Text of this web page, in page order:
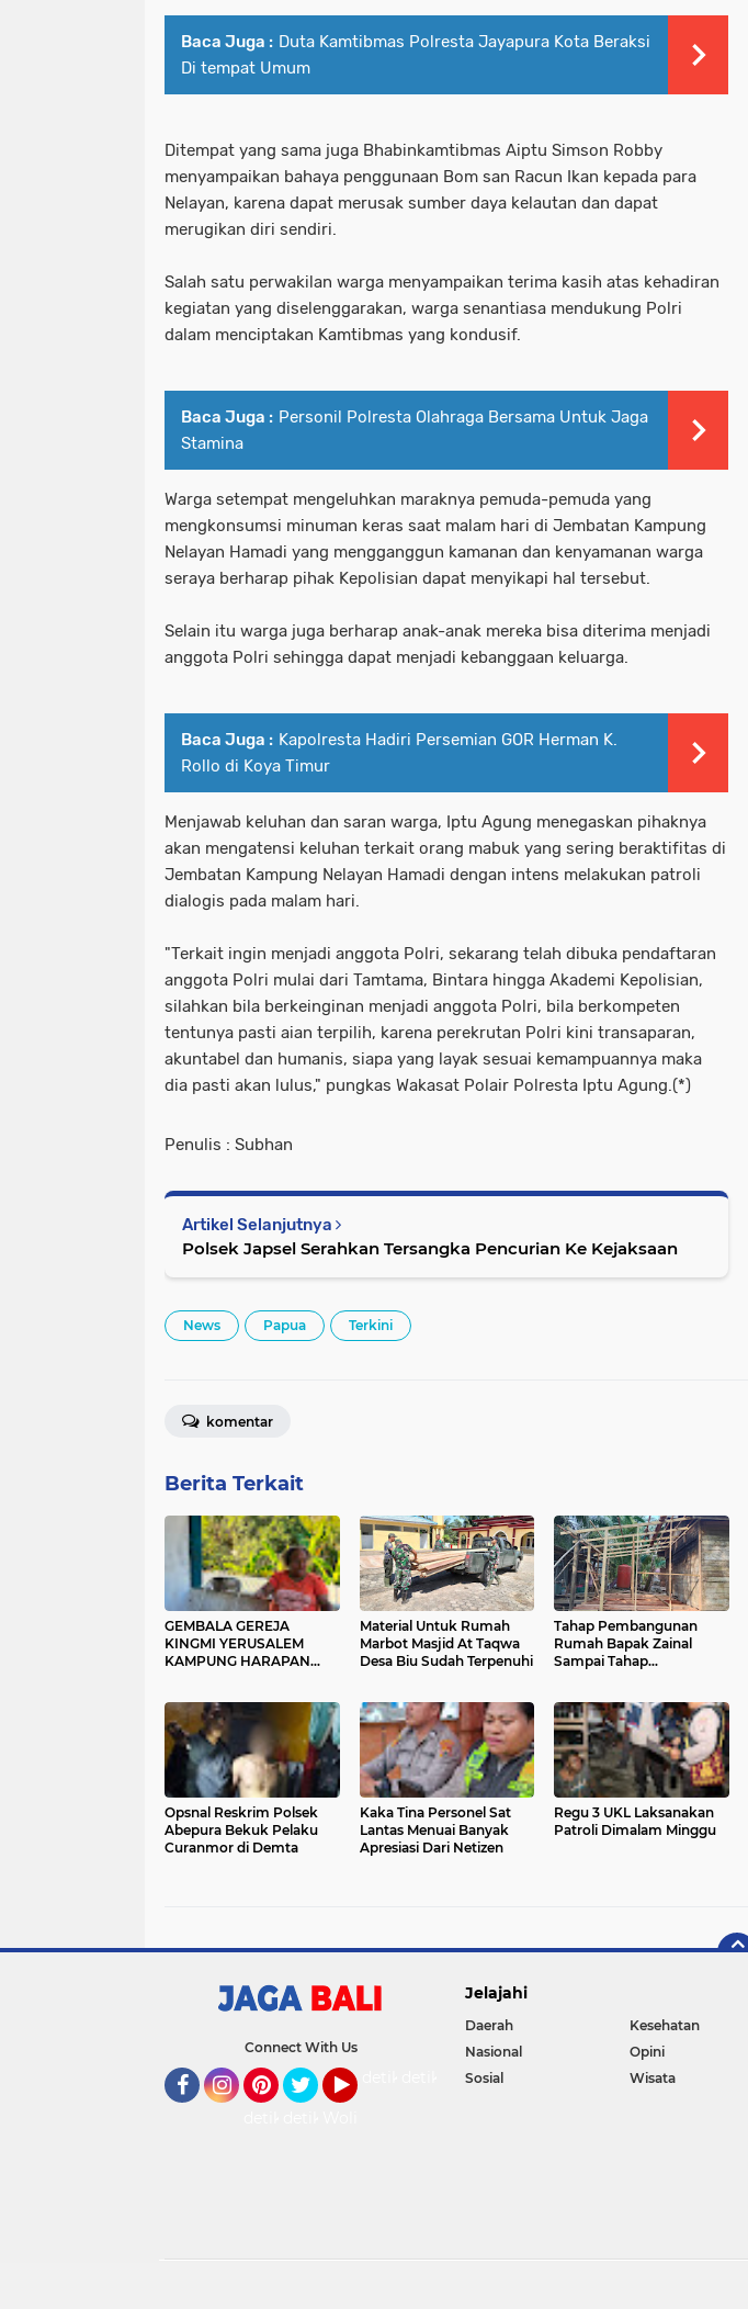
Baca Juga : Duta Kamtibmas Polresta Jayapura Kota Beraksi
Di tempat Umum
Ditempat yang sama juga Bhabinkamtibmas Aiptu Simson Robby
menyampaikan bahaya penggunaan Bom san Racun Ikan kepada para
Nelayan, karena dapat merusak sumber daya kelautan dan dapat
merugikan diri sendiri.
Salah satu perwakilan warga menyampaikan terima kasih atas kehadiran
kegiatan yang diselenggarakan, warga senantiasa mendukung Polri
dalam menciptakan Kamtibmas yang kondusif.
Baca Juga : Personil Polresta Olahraga Bersama Untuk Jaga
Stamina
Warga setempat mengeluhkan maraknya pemuda-pemuda yang
mengkonsumsi minuman keras saat malam hari di Jembatan Kampung
Nelayan Hamadi yang mengganggun kamanan dan kenyamanan warga
seraya berharap pihak Kepolisian dapat menyikapi hal tersebut.
Selain itu warga juga berharap anak-anak mereka bisa diterima menjadi
anggota Polri sehingga dapat menjadi kebanggaan keluarga.
Baca Juga : Kapolresta Hadiri Persemian GOR Herman K.
Rollo di Koya Timur
Menjawab keluhan dan saran warga, Iptu Agung menegaskan pihaknya
akan mengatensi keluhan terkait orang mabuk yang sering beraktifitas di
Jembatan Kampung Nelayan Hamadi dengan intens melakukan patroli
dialogis pada malam hari.
"Terkait ingin menjadi anggota Polri, sekarang telah dibuka pendaftaran
anggota Polri mulai dari Tamtama, Bintara hingga Akademi Kepolisian,
silahkan bila berkeinginan menjadi anggota Polri, bila berkompeten
tentunya pasti aian terpilih, karena perekrutan Polri kini transaparan,
akuntabel dan humanis, siapa yang layak sesuai kemampuannya maka
dia pasti akan lulus," pungkas Wakasat Polair Polresta Iptu Agung.(*)
Penulis : Subhan
Artikel Selanjutnya
Polsek Japsel Serahkan Tersangka Pencurian Ke Kejaksaan
News Papua Terkini
komentar
Berita Terkait
GEMBALA GEREJA
KINGMI YERUSALEM
KAMPUNG HARAPAN
TIDAK MUDAH
TERPROVOKASI
Material Untuk Rumah
Marbot Masjid At Taqwa
Desa Biu Sudah Terpenuhi
Tahap Pembangunan
Rumah Bapak Zainal
Sampai Tahap
Opsnal Reskrim Polsek
Abepura Bekuk Pelaku
Curanmor di Demta
Kaka Tina Personel Sat
Lantas Menuai Banyak
Apresiasi Dari Netizen
Regu 3 UKL Laksanakan
Patroli Dimalam Minggu
Connect With Us
detikTravel
Jelajahi
Daerah Kesehatan
Nasional
Opini
Sosial
Wisata